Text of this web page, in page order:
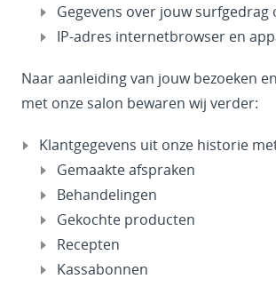
Gegevens over jouw surfgedrag
IP-adres internetbrowser en
Naar aanleiding van jouw bezoeken
met onze salon bewaren wij verder:
Klantgegevens uit onze historie
Gemaakte afspraken
Behandelingen
Gekochte producten
Recepten
Kassabonnen